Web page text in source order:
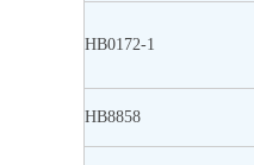
HB0172-1
HB8858